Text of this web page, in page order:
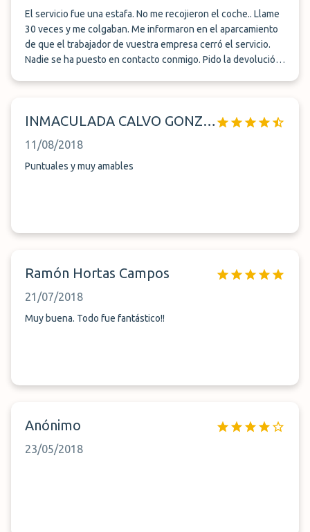
El servicio fue una estafa. No me recojieron el coche.. Llame
30 veces y me colgaban. Me informaron en el aparcamiento
de que el trabajador de vuestra empresa cerró el servicio.
Nadie se ha puesto en contacto conmigo. Pido la devolución
INMACULADA CALVO GONZALEZ
11/08/2018
Puntuales y muy amables
Ramón Hortas Campos
21/07/2018
Muy buena. Todo fue fantástico!!
Anónimo
23/05/2018